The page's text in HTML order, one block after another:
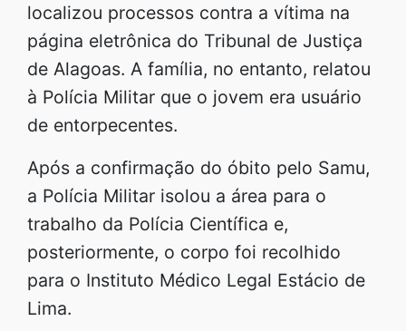
localizou processos contra a vítima na
página eletrônica do Tribunal de Justiça
de Alagoas. A família, no entanto, relatou
à Polícia Militar que o jovem era usuário
de entorpecentes.
Após a confirmação do óbito pelo Samu,
a Polícia Militar isolou a área para o
trabalho da Polícia Científica e,
posteriormente, o corpo foi recolhido
para o Instituto Médico Legal Estácio de
Lima.